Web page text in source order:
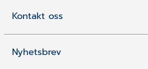
Kontakt oss
Nyhetsbrev